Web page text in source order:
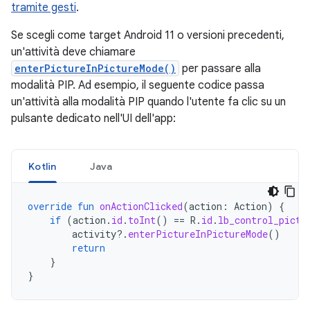
tramite gesti.
Se scegli come target Android 11 o versioni precedenti,
un'attività deve chiamare
enterPictureInPictureMode() per passare alla
modalità PIP. Ad esempio, il seguente codice passa
un'attività alla modalità PIP quando l'utente fa clic su un
pulsante dedicato nell'UI dell'app:
Kotlin Java
override fun onActionClicked(action : Action)
{
if (action . id . toInt() == R . id .
activity?. enterPictureInPictureMode()
return
}
}